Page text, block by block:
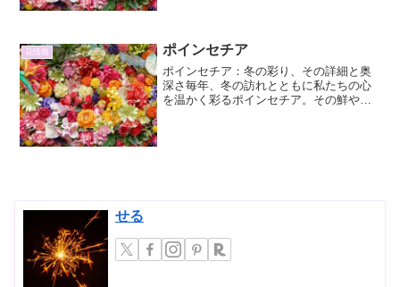
花情報 ポインセチア
ポインセチア：冬の彩り、その詳細と奥
深さ毎年、冬の訪れとともに私たちの心
を温かく彩るポインセチア。その鮮やか
せる